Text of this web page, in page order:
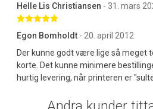
Helle Lis Christiansen - 31. mars
Betygsatt 5 av 5 stjärnor
Egon Bomholdt - 20. april 2012
Der kunne godt være lige så meget
korte. Det kunne minimere
hurtig levering, når printeren er